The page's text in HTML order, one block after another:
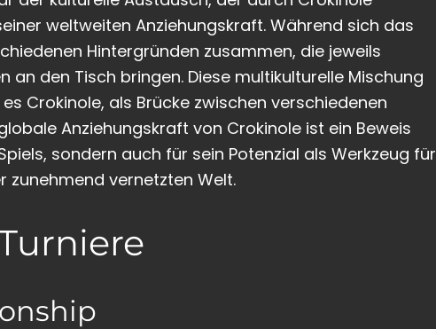
weltweiten Anziehungskraft. Während sich das
Hintergründen zusammen, die jeweils
den Tisch bringen. Diese multikulturelle Mischung
Crokinole, als Brücke zwischen verschiedenen
Anziehungskraft von Crokinole ist ein Beweis
sondern auch für sein Potenzial als Werkzeug für
zunehmend vernetzten Welt.